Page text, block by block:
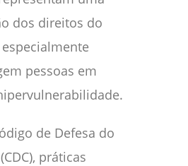
dos direitos do
pessoas em
de Defesa do
práticas